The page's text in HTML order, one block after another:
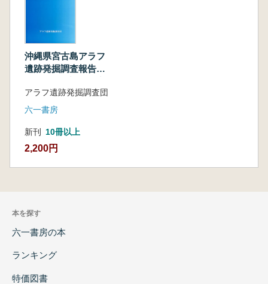
沖縄県宮古島アラフ
遺跡発掘調査報告
アラフ遺跡発掘調査団
六一書房
新刊 10冊以上
2,200円
本を探す
六一書房の本
ランキング
特価図書